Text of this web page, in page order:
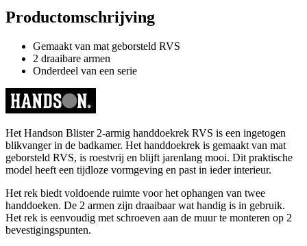
Productomschrijving
Gemaakt van mat geborsteld RVS
2 draaibare armen
Onderdeel van een serie
Het Handson Blister 2-armig handdoekrek RVS is een ingetogen
blikvanger in de badkamer. Het handdoekrek is gemaakt van mat
geborsteld RVS, is roestvrij en blijft jarenlang mooi. Dit praktische
model heeft een tijdloze vormgeving en past in ieder interieur.
Het rek biedt voldoende ruimte voor het ophangen van twee
handdoeken. De 2 armen zijn draaibaar wat handig is in gebruik.
Het rek is eenvoudig met schroeven aan de muur te monteren op 2
bevestigingspunten.